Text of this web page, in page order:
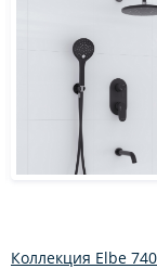
Коллекция Elbe